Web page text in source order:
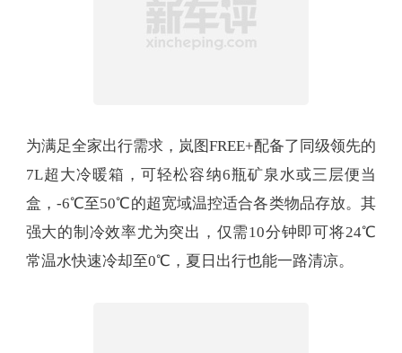
为满足全家出行需求，岚图FREE+配备了同级领先的
7L超大冷暖箱，可轻松容纳6瓶矿泉水或三层便当
盒，-6℃至50℃的超宽域温控适合各类物品存放。其
强大的制冷效率尤为突出，仅需10分钟即可将24℃
常温水快速冷却至0℃，夏日出行也能一路清凉。